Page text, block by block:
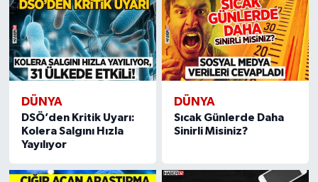
DÜNYA
DSÖ’den Kritik Uyarı:
Kolera Salgını Hızla
Yayılıyor
DÜNYA
Sıcak Günlerde Daha
Sinirli Misiniz?